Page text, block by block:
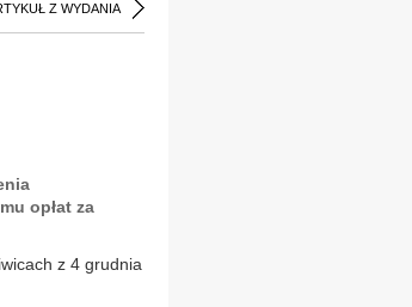
Z WYDANIA
opłat za
z 4 grudnia